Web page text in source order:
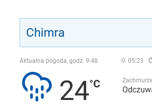
Aktualna pogoda, godz. 9:48 05:23
24